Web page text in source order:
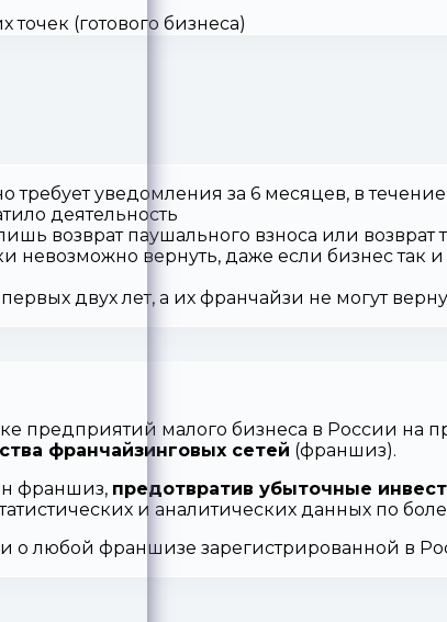
(готового бизнеса)
требует уведомления за 6 месяцев, в
деятельность
возврат паушального взноса или возврат
невозможно вернуть, даже если бизнес так
двух лет, а их франчайзи не могут
предприятий малого бизнеса в России на
франчайзинговых сетей (франшиз).
франшиз, предотвратив убыточные
и аналитических данных по
о любой франшизе зарегистрированной в